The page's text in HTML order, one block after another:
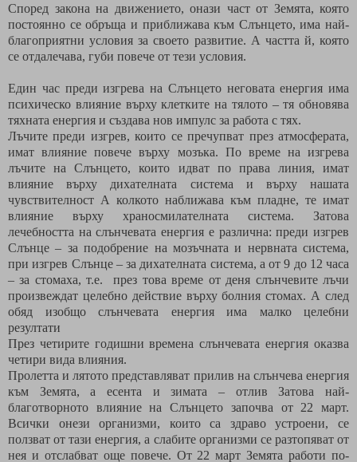
Според закона на движението, онази част от Земята, която
постоянно се обръща и приближава към Слънцето, има най-
благоприятни условия за своето развитие. А частта й, която
се отдалечава, губи повече от тези условия.
Един час преди изгрева на Слънцето неговата енергия има
психическо влияние върху клетките на тялото – тя обновява
тяхната енергия и създава нов импулс за работа с тях.
Лъчите преди изгрев, които се пречупват през атмосферата,
имат влияние повече върху мозъка. По време на изгрева
лъчите на Слънцето, които идват по права линия, имат
влияние върху дихателната система и върху нашата
чувствителност А колкото наближава към пладне, те имат
влияние върху храносмилателната система. Затова
лечебността на слънчевата енергия е различна: преди изгрев
Слънце – за подобрение на мозъчната и нервната система,
при изгрев Слънце – за дихателната система, а от 9 до 12 часа
– за стомаха, т.е.
през това време от деня слънчевите лъчи
произвеждат целебно действие върху болния стомах. А след
обяд изобщо слънчевата енергия има малко целебни
резултати
През четирите годишни времена слънчевата енергия оказва
четири вида влияния.
Пролетта и лятото представляват прилив на слънчева енергия
към Земята, а есента и зимата – отлив Затова най-
благотворното влияние на Слънцето започва от 22 март.
Всички онези организми, които са здраво устроени, се
ползват от тази енергия, а слабите организми се разтопяват от
нея и отслабват още повече. От 22 март Земята работи по-